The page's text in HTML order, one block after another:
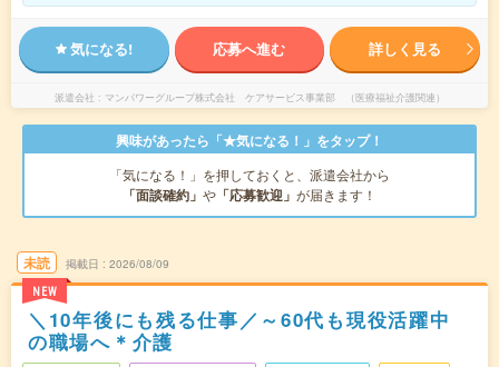
気になる! 応募へ進む 詳しく見る
派遣会社 マンパワーグループ株式会社 ケアサービス事業部 （医療福祉介護関連）
興味があったら「★気になる！」をタップ！
「気になる！」を押しておくと、派遣会社から
「面談確約」 や 「応募歓迎」 が届きます！
未読
NEW
掲載日 2026/08/09
＼10年後にも残る仕事／～60代も現役活躍中
の職場へ＊介護